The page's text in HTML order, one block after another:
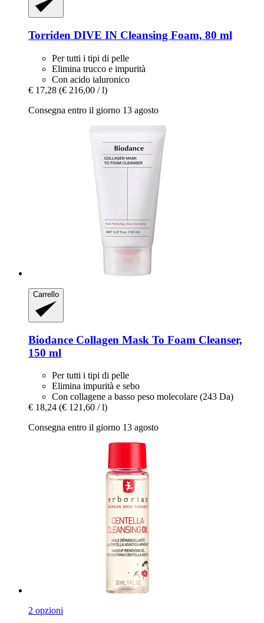
Torriden DIVE IN Cleansing Foam, 80 ml
Per tutti i tipi di pelle
Elimina trucco e impurità
Con acido ialuronico
€ 17,28 (€ 216,00 / l)
Consegna entro il giorno 13 agosto
Carrello
Biodance Collagen Mask To Foam Cleanser,
150 ml
Per tutti i tipi di pelle
Elimina impurità e sebo
Con collagene a basso peso molecolare (243 Da)
€ 18,24 (€ 121,60 / l)
Consegna entro il giorno 13 agosto
2 opzioni